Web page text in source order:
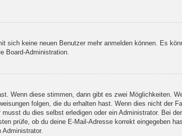
keine neuen Benutzer mehr anmelden können. Es
Board-Administration.
Wenn diese stimmen, dann gibt es zwei Möglichkeiten.
folgen, die du erhalten hast. Wenn dies nicht der
du dies selbst erledigen oder ein Administrator. Bei
prüfe, ob du deine E-Mail-Adresse korrekt eingegeben